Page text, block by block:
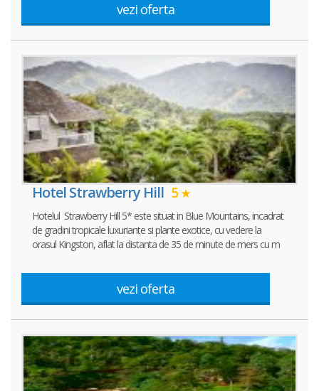
vezi oferta
Hotel Strawberry Hill 5
Hotelul Strawberry Hill 5* este situat in Blue Mountains, incadrat
de gradini tropicale luxuriante si plante exotice, cu vedere la
orasul Kingston, aflat la distanta de 35 de minute de mers cu m
vezi oferta